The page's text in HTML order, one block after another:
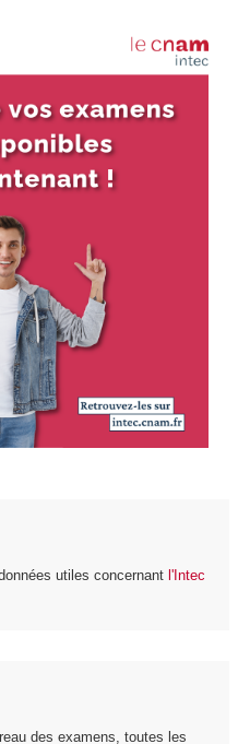
utiles concernant l'Intec
des examens, toutes les